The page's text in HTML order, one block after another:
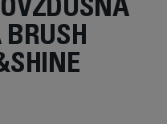
BRUSH